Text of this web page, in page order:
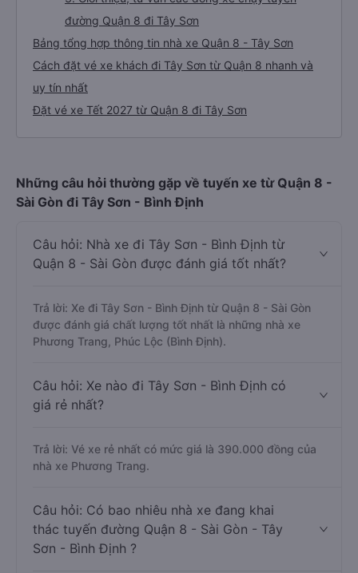
đường Quận 8 đi Tây Sơn
Bảng tổng hợp thông tin nhà xe Quận 8 - Tây Sơn
Cách đặt vé xe khách đi Tây Sơn từ Quận 8 nhanh và
uy tín nhất
Đặt vé xe Tết 2027 từ Quận 8 đi Tây Sơn
Những câu hỏi thường gặp về tuyến xe từ Quận 8 -
Sài Gòn đi Tây Sơn - Bình Định
Câu hỏi: Nhà xe đi Tây Sơn - Bình Định từ
Quận 8 - Sài Gòn được đánh giá tốt nhất?
Trả lời: Xe đi Tây Sơn - Bình Định từ Quận 8 - Sài Gòn
được đánh giá chất lượng tốt nhất là những nhà xe
Phương Trang, Phúc Lộc (Bình Định).
Câu hỏi: Xe nào đi Tây Sơn - Bình Định có
giá rẻ nhất?
Trả lời: Vé xe rẻ nhất có mức giá là 390.000 đồng của
nhà xe Phương Trang.
Câu hỏi: Có bao nhiêu nhà xe đang khai
thác tuyến đường Quận 8 - Sài Gòn - Tây
Sơn - Bình Định ?